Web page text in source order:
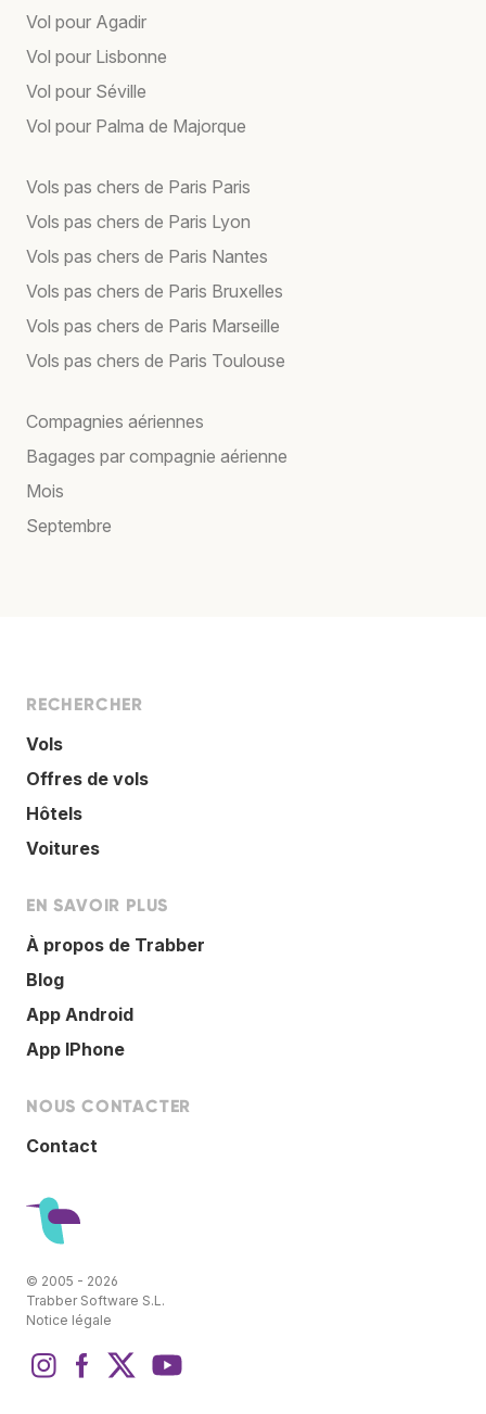
Vol pour Agadir
Vol pour Lisbonne
Vol pour Séville
Vol pour Palma de Majorque
Vols pas chers de Paris Paris
Vols pas chers de Paris Lyon
Vols pas chers de Paris Nantes
Vols pas chers de Paris Bruxelles
Vols pas chers de Paris Marseille
Vols pas chers de Paris Toulouse
Compagnies aériennes
Bagages par compagnie aérienne
Mois
Septembre
RECHERCHER
Vols
Offres de vols
Hôtels
Voitures
EN SAVOIR PLUS
À propos de Trabber
Blog
App Android
App IPhone
NOUS CONTACTER
Contact
© 2005 - 2026
Trabber Software S.L.
Notice légale